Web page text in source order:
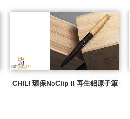
CHILI 環保NoClip II 再生鋁原子筆